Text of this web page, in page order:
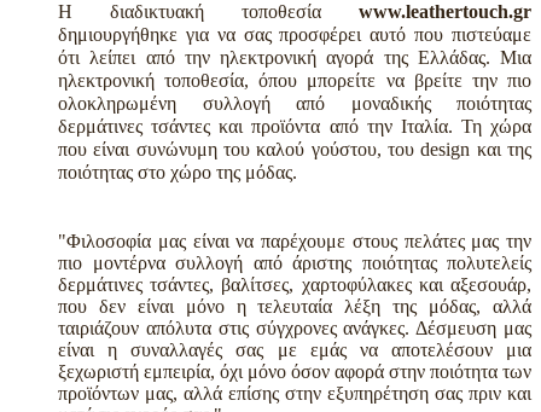
Η διαδικτυακή τοποθεσία www.leathertouch.gr
δημιουργήθηκε για να σας προσφέρει αυτό που πιστεύαμε
ότι λείπει από την ηλεκτρονική αγορά της Ελλάδας. Μια
ηλεκτρονική τοποθεσία, όπου μπορείτε να βρείτε την πιο
ολοκληρωμένη συλλογή από μοναδικής ποιότητας
δερμάτινες τσάντες και προϊόντα από την Ιταλία. Τη χώρα
που είναι συνώνυμη του καλού γούστου, του design και της
ποιότητας στο χώρο της μόδας.
"Φιλοσοφία μας είναι να παρέχουμε στους πελάτες μας την
πιο μοντέρνα συλλογή από άριστης ποιότητας πολυτελείς
δερμάτινες τσάντες, βαλίτσες, χαρτοφύλακες και αξεσουάρ,
που δεν είναι μόνο η τελευταία λέξη της μόδας, αλλά
ταιριάζουν απόλυτα στις σύγχρονες ανάγκες. Δέσμευση μας
είναι η συναλλαγές σας με εμάς να αποτελέσουν μια
ξεχωριστή εμπειρία, όχι μόνο όσον αφορά στην ποιότητα των
προϊόντων μας, αλλά επίσης στην εξυπηρέτηση σας πριν και